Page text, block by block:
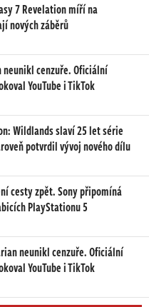
7 Revelation míří na
nových záběrů
neunikl cenzuře. Oficiální
YouTube i TikTok
Wildlands slaví 25 let série
potvrdil vývoj nového dílu
cesty zpět. Sony připomíná
PlayStationu 5
neunikl cenzuře. Oficiální
YouTube i TikTok